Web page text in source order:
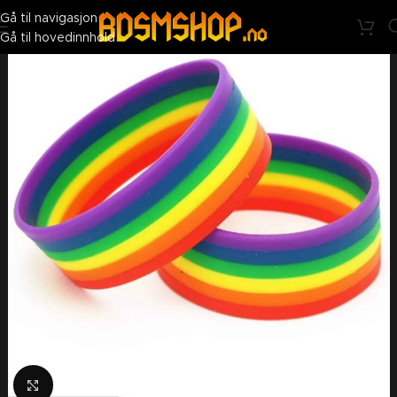
Gå til navigasjon
Gå til hovedinnhold
BDSMshop - Nå penere på utsiden. Like skitten på innsiden ;)
Klikk for å forstørre